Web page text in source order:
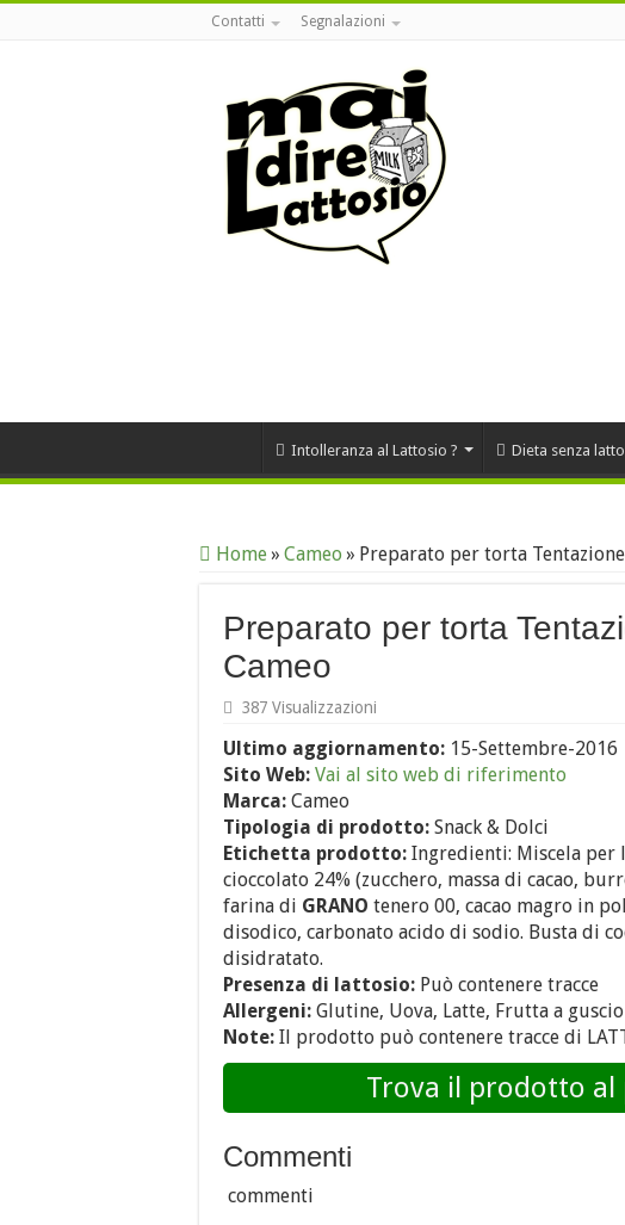
Contatti Segnalazioni
Intolleranza al Lattosio ? Dieta senza
Home» Cameo » Preparato per torta
Preparato per torta
Cameo
387 Visualizzazioni
Ultimo aggiornamento: 15-Settembre-2016
Sito Web: Vai al sito web di riferimento
Marca: Cameo
Tipologia di prodotto: Snack & Dolci
Etichetta prodotto: Ingredienti: Miscela per
cioccolato 24% (zucchero, massa di cacao,
farina di GRANO tenero 00, cacao magro in
disodico, carbonato acido di sodio. Busta di
disidratato.
Presenza di lattosio: Può contenere tracce
Allergeni: Glutine, Uova, Latte, Frutta a guscio
Note: Il prodotto può contenere tracce di
Trova il prodotto al
Commenti
commenti